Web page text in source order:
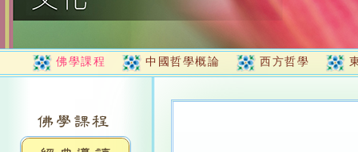
佛學課程 中國哲學概論 西方哲學